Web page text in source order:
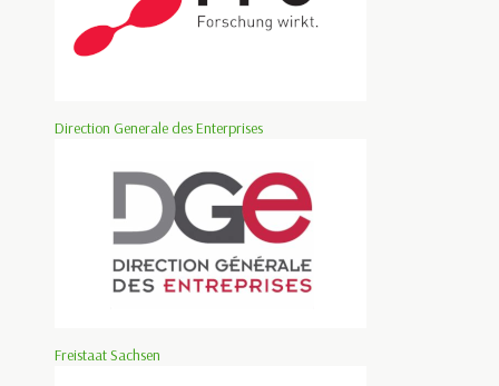
Direction Generale des Enterprises
Freistaat Sachsen